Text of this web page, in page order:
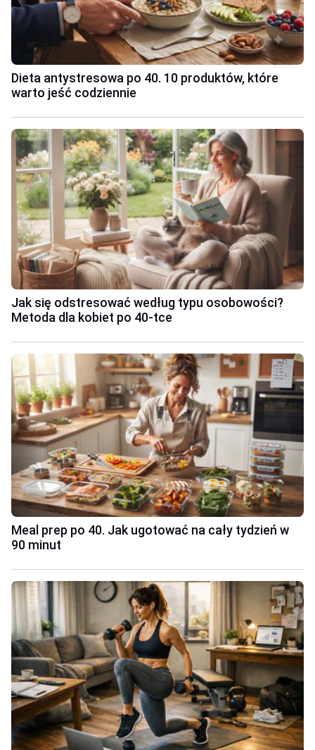
Dieta antystresowa po 40. 10 produktów, które
warto jeść codziennie
Jak się odstresować według typu osobowości?
Metoda dla kobiet po 40-tce
Meal prep po 40. Jak ugotować na cały tydzień w
90 minut